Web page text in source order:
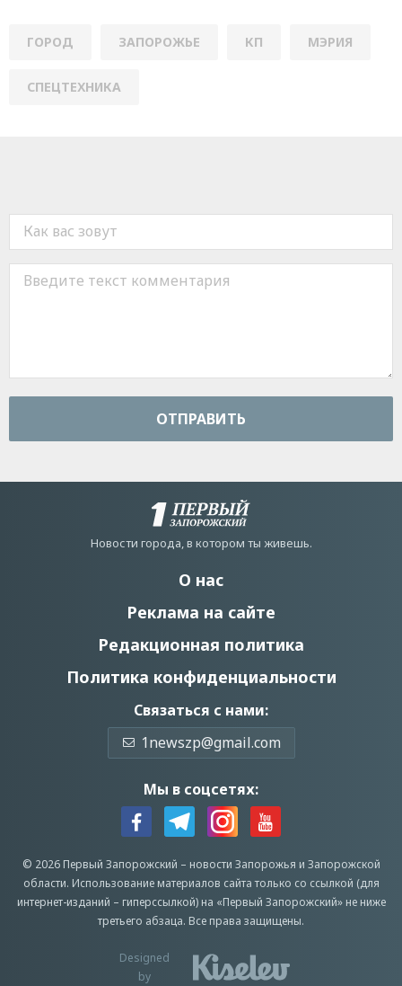
ГОРОД ЗАПОРОЖЬЕ КП МЭРИЯ
СПЕЦТЕХНИКА
ОТПРАВИТЬ
Новости города, в котором ты живешь.
О нас
Реклама на сайте
Редакционная политика
Политика конфиденциальности
Связаться с нами:
1newszp@gmail.com
Мы в соцсетях:
© 2026 Первый Запорожский – новости Запорожья и Запорожской
области. Использование материалов сайта только со ссылкой (для
интернет-изданий – гиперссылкой) на «Первый Запорожский» не ниже
третьего абзаца. Все права защищены.
Designed
by